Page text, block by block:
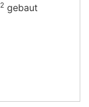
2 gebaut